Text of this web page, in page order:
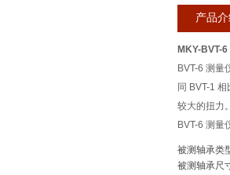
产品
MKY-BVT-
BVT-6 测量
同 BVT-1
较大的扭力。
BVT-6 测量
被测轴承类
被测轴承尺